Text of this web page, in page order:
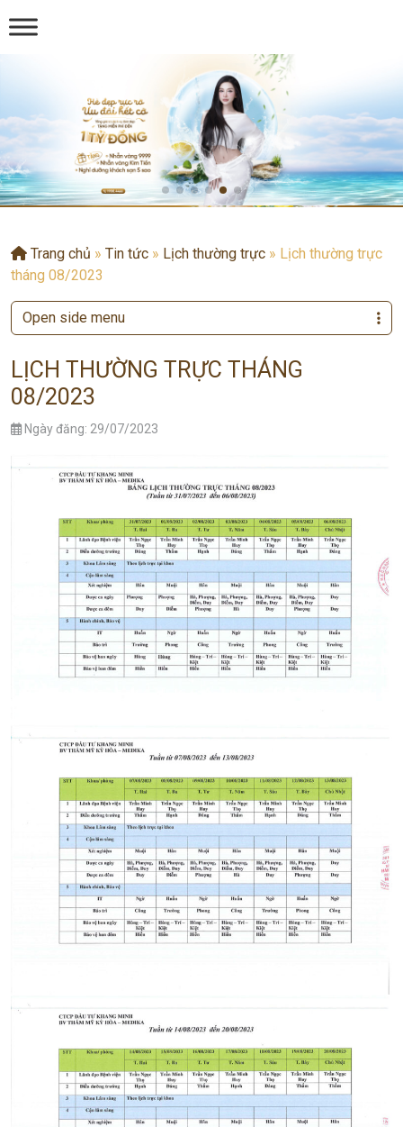
Trang chủ » Tin tức » Lịch thường trực » Lịch thường trực
tháng 08/2023
LỊCH THƯỜNG TRỰC THÁNG
08/2023
Ngày đăng: 29/07/2023
Open side menu